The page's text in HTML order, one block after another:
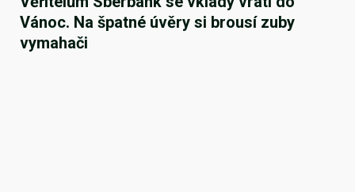
Vánoc. Na špatné úvěry si brousí zuby
vymahači